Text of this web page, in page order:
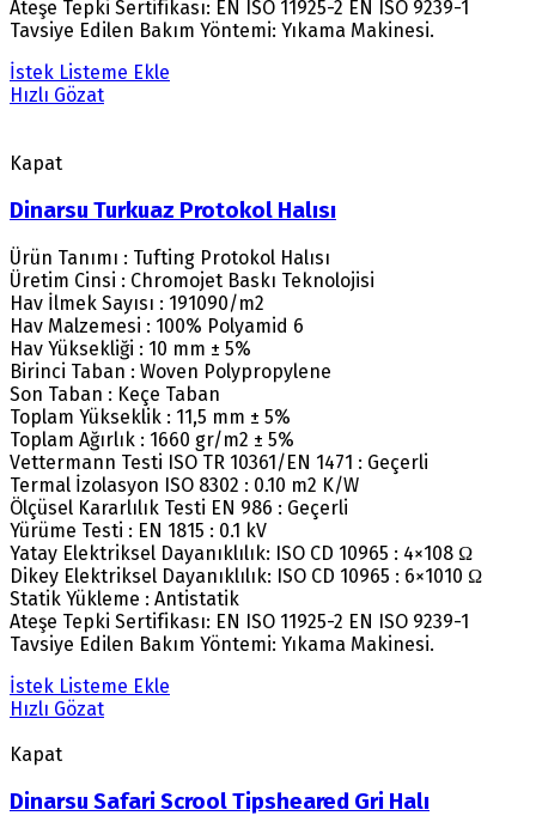
Ateşe Tepki Sertifikası: EN ISO 11925-2 EN ISO 9239-1
Tavsiye Edilen Bakım Yöntemi: Yıkama Makinesi.
İstek Listeme Ekle
Hızlı Gözat
Kapat
Dinarsu Turkuaz Protokol Halısı
Ürün Tanımı : Tufting Protokol Halısı
Üretim Cinsi : Chromojet Baskı Teknolojisi
Hav İlmek Sayısı : 191090/m2
Hav Malzemesi : 100% Polyamid 6
Hav Yüksekliği : 10 mm ± 5%
Birinci Taban : Woven Polypropylene
Son Taban : Keçe Taban
Toplam Yükseklik : 11,5 mm ± 5%
Toplam Ağırlık : 1660 gr/m2 ± 5%
Vettermann Testi ISO TR 10361/EN 1471 : Geçerli
Termal İzolasyon ISO 8302 : 0.10 m2 K/W
Ölçüsel Kararlılık Testi EN 986 : Geçerli
Yürüme Testi : EN 1815 : 0.1 kV
Yatay Elektriksel Dayanıklılık: ISO CD 10965 : 4×108 Ω
Dikey Elektriksel Dayanıklılık: ISO CD 10965 : 6×1010 Ω
Statik Yükleme : Antistatik
Ateşe Tepki Sertifikası: EN ISO 11925-2 EN ISO 9239-1
Tavsiye Edilen Bakım Yöntemi: Yıkama Makinesi.
İstek Listeme Ekle
Hızlı Gözat
Kapat
Dinarsu Safari Scrool Tipsheared Gri Halı